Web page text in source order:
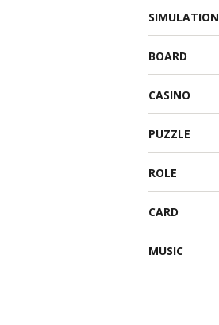
SIMULATION
BOARD
CASINO
PUZZLE
ROLE
CARD
MUSIC